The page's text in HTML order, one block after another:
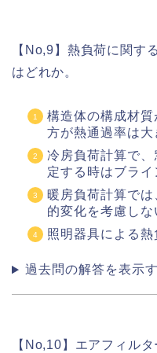
【No,9】熱負荷に関す
はどれか。
構造体の構成材
方が熱通過率は大
冷房負荷計算で
定する時はブライ
暖房負荷計算で
的変化を考慮しな
照明器具による熱
過去問の解答を表示
【No,10】エアフィル